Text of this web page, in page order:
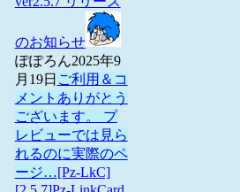
のお知らせ
ぽぽろん2025年9
月19日 ご利用＆コ
メントありがとう
ございます。 プ
レビューでは見ら
れるのに実際のペ
ージ…[Pz-LkC]